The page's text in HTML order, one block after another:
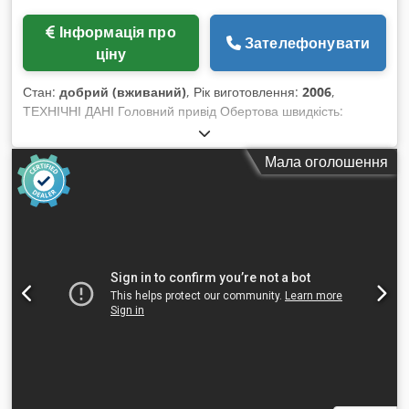
ціну
Зателефонувати
Стан: добрий (вживаний), Рік виготовлення: 2006,
ТЕХНІЧНІ ДАНІ Головний привід Обертова швидкість:
Безступенево програмується: 18 000 об/хв У режимі
налаштування: 20–800 об/хв Робочий шпиндель:
Порожнистий конусний хвостовик: HSK-A63 Затиск
інструменту: Гідравлічний Привід подачі Лінійний двигун:
вісь X АС серводвигуни: C, B, Y, Z Швидкість подачі X, Y, Z:
позиціонування: C, B, X, Y, Z: 0,010 мм Робочий діапазон
Вісь X: 500 мм Вісь Y: 450 мм Вісь Z: 400 мм Вісь B: 0° до
161,955° Вісь C: n x 360° Інструментальний автомат з
Мала оголошення